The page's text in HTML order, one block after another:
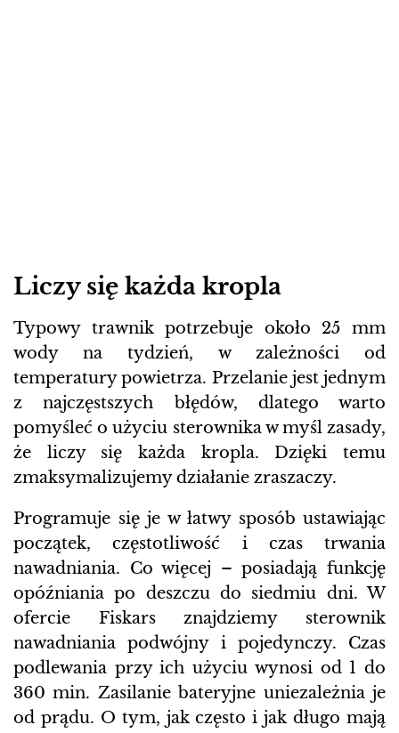
Liczy się każda kropla
Typowy trawnik potrzebuje około 25 mm
wody na tydzień, w zależności od
temperatury powietrza. Przelanie jest jednym
z najczęstszych błędów, dlatego warto
pomyśleć o użyciu sterownika w myśl zasady,
że liczy się każda kropla. Dzięki temu
zmaksymalizujemy działanie zraszaczy.
Programuje się je w łatwy sposób ustawiając
początek, częstotliwość i czas trwania
nawadniania. Co więcej – posiadają funkcję
opóźniania po deszczu do siedmiu dni. W
ofercie Fiskars znajdziemy sterownik
nawadniania podwójny i pojedynczy. Czas
podlewania przy ich użyciu wynosi od 1 do
360 min. Zasilanie bateryjne uniezależnia je
od prądu. O tym, jak często i jak długo mają